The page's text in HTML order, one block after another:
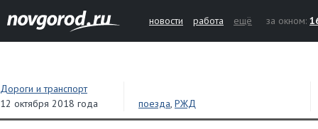
новости работа ещё за окном:
Дороги и транспорт
12 октября 2018 года
поезда, РЖД